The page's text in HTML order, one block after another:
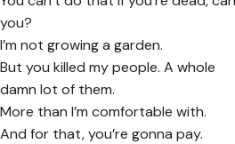
you?
I’m not growing a garden.
But you killed my people. A whole
damn lot of them.
More than I’m comfortable with.
And for that, you’re gonna pay.